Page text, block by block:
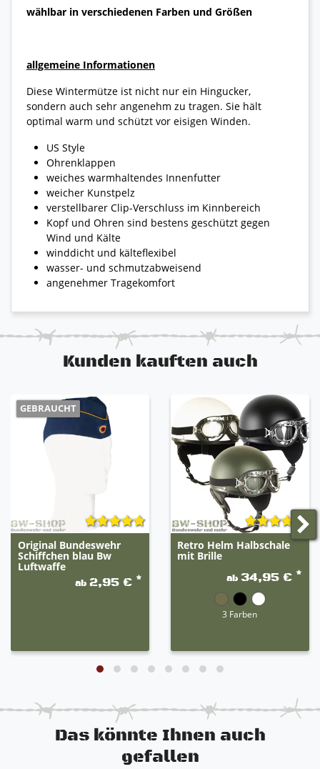
wählbar in verschiedenen Farben und Größen
allgemeine Informationen
Diese Wintermütze ist nicht nur ein Hingucker,
sondern auch sehr angenehm zu tragen. Sie hält
optimal warm und schützt vor eisigen Winden.
US Style
Ohrenklappen
weiches warmhaltendes Innenfutter
weicher Kunstpelz
verstellbarer Clip-Verschluss im Kinnbereich
Kopf und Ohren sind bestens geschützt gegen
Wind und Kälte
winddicht und kälteflexibel
wasser- und schmutzabweisend
angenehmer Tragekomfort
Kunden kauften auch
GEBRAUCHT
Original Bundeswehr
Schiffchen blau Bw
Luftwaffe
ab 2,95 € *
Retro Helm Halbschale
mit Brille
ab 34,95 € *
3 Farben
Das könnte Ihnen auch
gefallen